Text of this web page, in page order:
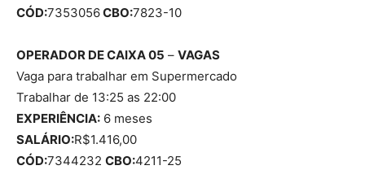
CÓD:7353056CBO:7823-10
OPERADOR DE CAIXA 05 – VAGAS
Vaga para trabalhar em Supermercado
Trabalhar de 13:25 as 22:00
EXPERIÊNCIA: 6 meses
SALÁRIO:R$1.416,00
CÓD:7344232 CBO:4211-25